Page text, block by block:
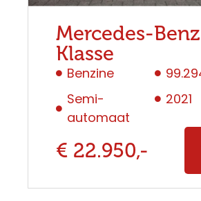
Mercedes-
Klasse
Benzine
Semi-
automaat
2021
€ 22.950,-